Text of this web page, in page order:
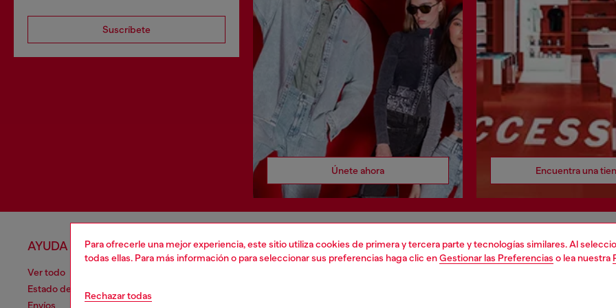
Para ofrecerle una mejor experiencia, este sitio utiliza cookies de primera y tercera parte y tecnologías similares. Al
todas ellas. Para más información o para seleccionar sus preferencias haga clic enGestionar las Preferencias o lea nuestra
Rechazar todas
Suscríbete
Únete ahora Encuentra una
AYUDA
Ver todo
Estado de la orden
Envíos
APARTADO LEGAL EL MUNDO DE DIESEL